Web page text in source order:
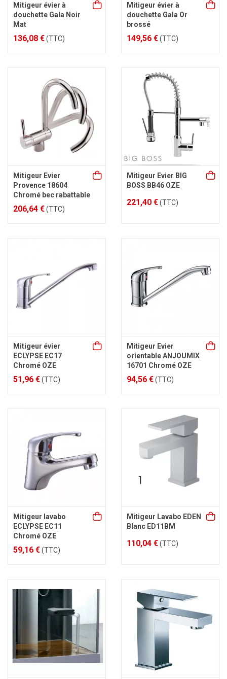
Mitigeur évier à
douchette Gala Noir
Mat
136,08 €(TTC)
Mitigeur évier à
douchette Gala Or
brossé
149,56 €(TTC)
Mitigeur Evier
Provence 18604
Chromé bec rabattable
206,64 €(TTC)
Mitigeur Evier BIG
BOSS BB46 OZE
221,40 €(TTC)
Mitigeur évier
ECLYPSE EC17
Chromé OZE
51,96 €(TTC)
Mitigeur Evier
orientable ANJOUMIX
16701 Chromé OZE
94,56 €(TTC)
Mitigeur lavabo
ECLYPSE EC11
Chromé OZE
59,16 €(TTC)
Mitigeur Lavabo EDEN
Blanc ED11BM
110,04 €(TTC)